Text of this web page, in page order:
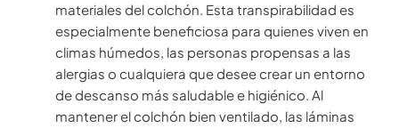
materiales del colchón. Esta transpirabilidad es
especialmente beneficiosa para quienes viven en
climas húmedos, las personas propensas a las
alergias o cualquiera que desee crear un entorno
de descanso más saludable e higiénico. Al
mantener el colchón bien ventilado, las láminas